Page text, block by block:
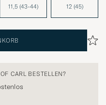
11,5 (43-44) 12 (45)
CARL BESTELLEN?